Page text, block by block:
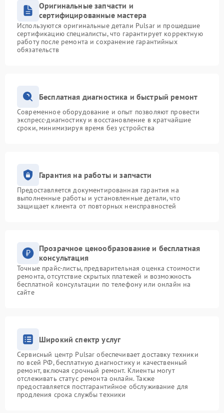
Оригинальные запчасти и
сертифицированные мастера
Используются оригинальные детали Pulsar и прошедшие
сертификацию специалисты, что гарантирует корректную
работу после ремонта и сохранение гарантийных
обязательств
Бесплатная диагностика и быстрый ремонт
Современное оборудование и опыт позволяют провести
экспресс-диагностику и восстановление в кратчайшие
сроки, минимизируя время без устройства
Гарантия на работы и запчасти
Предоставляется документированная гарантия на
выполненные работы и установленные детали, что
защищает клиента от повторных неисправностей
Прозрачное ценообразование и бесплатная
консультация
Точные прайс-листы, предварительная оценка стоимости
ремонта, отсутствие скрытых платежей и возможность
бесплатной консультации по телефону или онлайн на
сайте
Широкий спектр услуг
Сервисный центр Pulsar обеспечивает доставку техники
по всей РФ, бесплатную диагностику и качественный
ремонт, включая срочный ремонт. Клиенты могут
отслеживать статус ремонта онлайн. Также
предоставляется постгарантийное обслуживание для
продления срока службы техники